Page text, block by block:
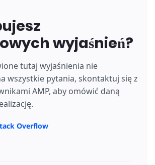
wyjaśnień?
tutaj wyjaśnienia nie
wszystkie pytania, skontaktuj się z
AMP, aby omówić daną
Overflow